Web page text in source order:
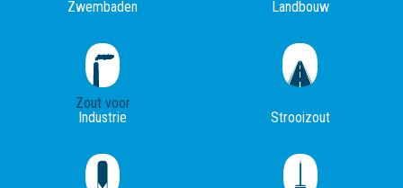
Zwembaden
Landbouw
Zout voor
Industrie
Strooizout